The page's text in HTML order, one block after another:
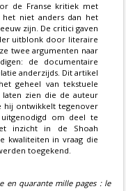
de Franse kritiek met
niet anders dan het
eeuw zijn. De critici gaven
uitblonk door literaire
twee argumenten naar
de documentaire
anderzijds. Dit artikel
geheel van tekstuele
zien die de auteur
hij ontwikkelt tegenover
om deel te
inzicht in de Shoah
kwaliteiten in vraag die
toegekend.
en quarante mille pages : le